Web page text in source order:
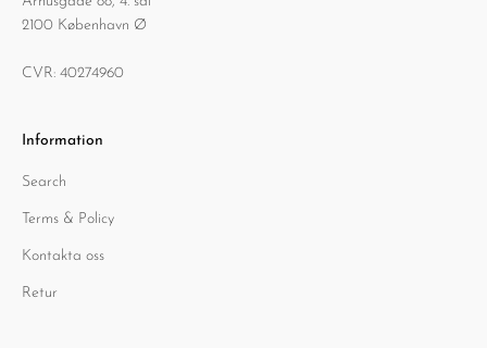
2100 København Ø
CVR: 40274960
Information
Search
Terms & Policy
Kontakta oss
Retur